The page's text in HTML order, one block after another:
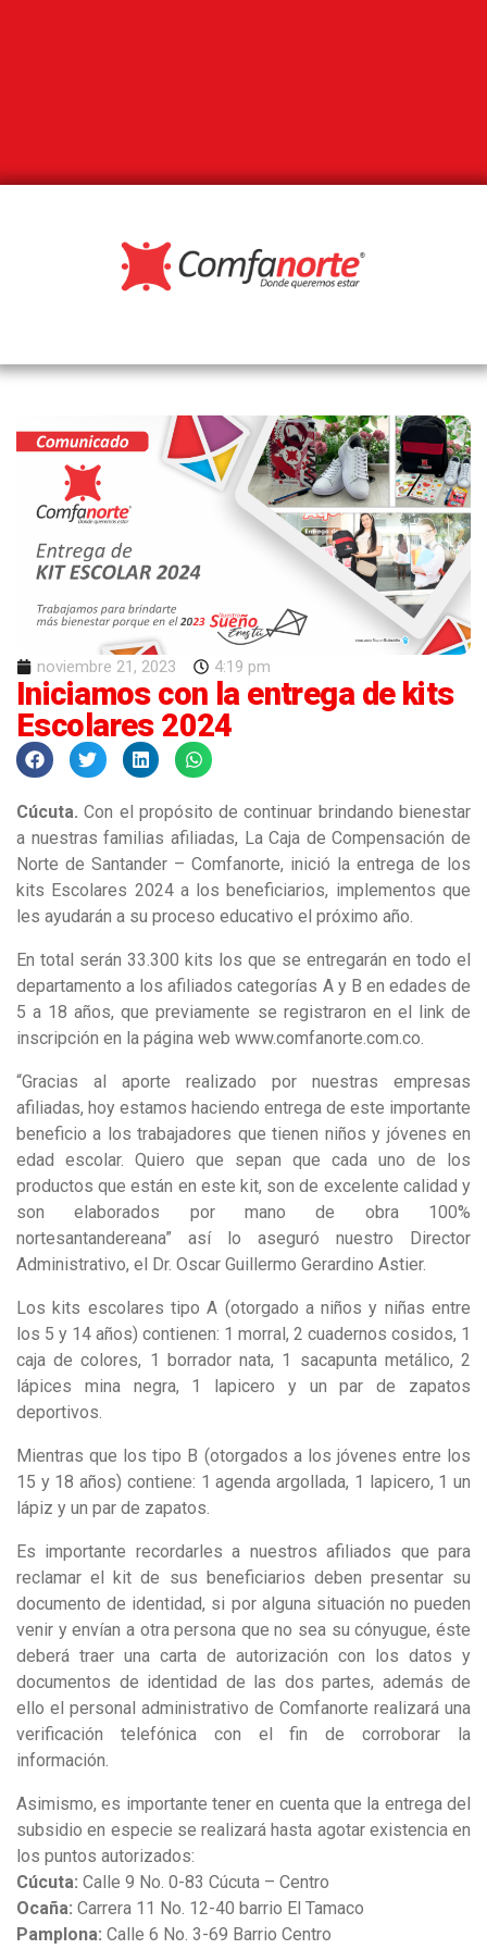
noviembre 21, 2023 4:19 pm
Iniciamos con la entrega de kits
Escolares 2024
Cúcuta. Con el propósito de continuar brindando bienestar
a nuestras familias afiliadas, La Caja de Compensación de
Norte de Santander – Comfanorte, inició la entrega de los
kits Escolares 2024 a los beneficiarios, implementos que
les ayudarán a su proceso educativo el próximo año.
En total serán 33.300 kits los que se entregarán en todo el
departamento a los afiliados categorías A y B en edades de
5 a 18 años, que previamente se registraron en el link de
inscripción en la página web www.comfanorte.com.co.
“Gracias al aporte realizado por nuestras empresas
afiliadas, hoy estamos haciendo entrega de este importante
beneficio a los trabajadores que tienen niños y jóvenes en
edad escolar. Quiero que sepan que cada uno de los
productos que están en este kit, son de excelente calidad y
son elaborados por mano de obra 100%
nortesantandereana” así lo aseguró nuestro Director
Administrativo, el Dr. Oscar Guillermo Gerardino Astier.
Los kits escolares tipo A (otorgado a niños y niñas entre
los 5 y 14 años) contienen: 1 morral, 2 cuadernos cosidos, 1
caja de colores, 1 borrador nata, 1 sacapunta metálico, 2
lápices mina negra, 1 lapicero y un par de zapatos
deportivos.
Mientras que los tipo B (otorgados a los jóvenes entre los
15 y 18 años) contiene: 1 agenda argollada, 1 lapicero, 1 un
lápiz y un par de zapatos.
Es importante recordarles a nuestros afiliados que para
reclamar el kit de sus beneficiarios deben presentar su
documento de identidad, si por alguna situación no pueden
venir y envían a otra persona que no sea su cónyugue, éste
deberá traer una carta de autorización con los datos y
documentos de identidad de las dos partes, además de
ello el personal administrativo de Comfanorte realizará una
verificación telefónica con el fin de corroborar la
información.
Asimismo, es importante tener en cuenta que la entrega del
subsidio en especie se realizará hasta agotar existencia en
los puntos autorizados:
Cúcuta: Calle 9 No. 0-83 Cúcuta – Centro
Ocaña: Carrera 11 No. 12-40 barrio El Tamaco
Pamplona: Calle 6 No. 3-69 Barrio Centro